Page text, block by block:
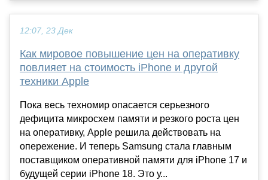
12:07, 23 Дек
Как мировое повышение цен на оперативку
повлияет на стоимость iPhone и другой
техники Apple
Пока весь техномир опасается серьезного
дефицита микросхем памяти и резкого роста цен
на оперативку, Apple решила действовать на
опережение. И теперь Samsung стала главным
поставщиком оперативной памяти для iPhone 17 и
будущей серии iPhone 18. Это у...